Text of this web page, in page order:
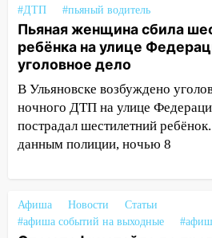
13:17
Непогода в
закончится сегодня:
сохранятся 9 августа
13:15 Трижды «брал в
житель Вешкаймского
знакомого 191 тысячу
13:14 Ураган оторвал
13:12
Дерево пробило
Новгородской в
на электрощит
#ДТП
#пьяный водитель
Пьяная женщина сбила
ребёнка на улице
уголовное дело
В Ульяновске возбуждено
ночного ДТП на улице
пострадал шестилетний
данным полиции, ночью 8
Афиша Новости
Статьи
#афиша событий на выходные